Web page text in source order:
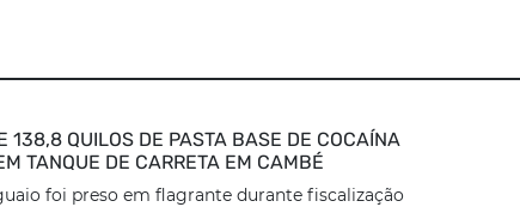
138,8 QUILOS DE PASTA BASE DE COCAÍNA
TANQUE DE CARRETA EM CAMBÉ
foi preso em flagrante durante fiscalização